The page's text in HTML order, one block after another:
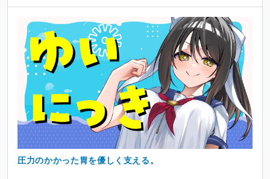
圧力のかかった胃を優しく支える。